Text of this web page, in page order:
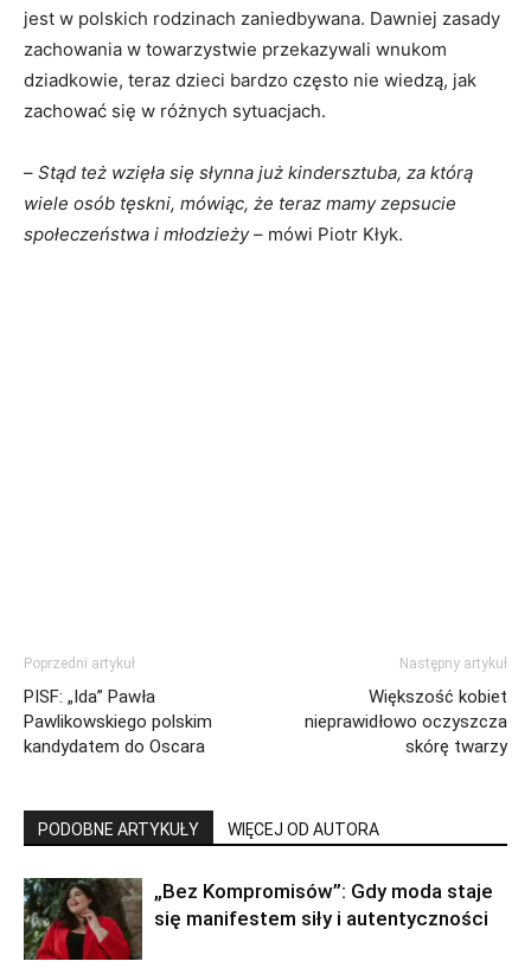
jest w polskich rodzinach zaniedbywana. Dawniej zasady
zachowania w towarzystwie przekazywali wnukom
dziadkowie, teraz dzieci bardzo często nie wiedzą, jak
zachować się w różnych sytuacjach.
– Stąd też wzięła się słynna już kindersztuba, za którą
wiele osób tęskni, mówiąc, że teraz mamy zepsucie
społeczeństwa i młodzieży– mówi Piotr Kłyk.
Poprzedni artykuł
PISF: „Ida” Pawła
Pawlikowskiego polskim
kandydatem do Oscara
Następny artykuł
Większość kobiet
nieprawidłowo oczyszcza
skórę twarzy
PODOBNE ARTYKUŁY WIĘCEJ OD AUTORA
„Bez Kompromisów”: Gdy moda staje
się manifestem siły i autentyczności